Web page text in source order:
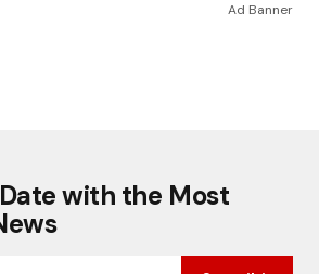
Ad Banner
with the Most